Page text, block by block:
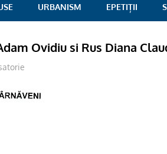
URBANISM EPETIȚII
Ovidiu si Rus Diana